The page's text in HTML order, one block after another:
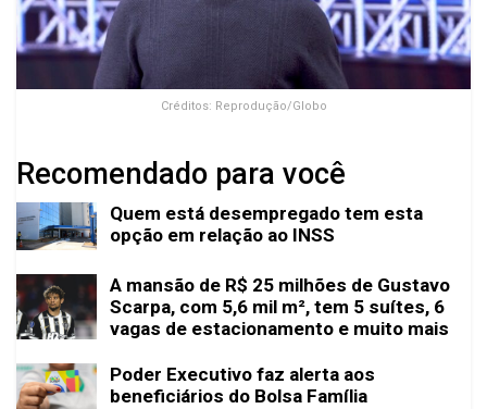
Créditos: Reprodução/Globo
Recomendado para você
Quem está desempregado tem esta
opção em relação ao INSS
A mansão de R$ 25 milhões de Gustavo
Scarpa, com 5,6 mil m², tem 5 suítes, 6
vagas de estacionamento e muito mais
Poder Executivo faz alerta aos
beneficiários do Bolsa Família